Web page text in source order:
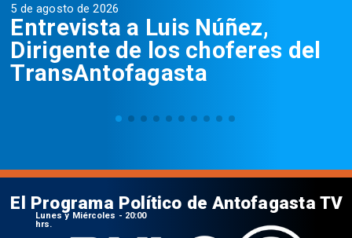
5 de agosto de 2026
Entrevista a Luis Núñez,
Dirigente de los choferes del
TransAntofagasta
El Programa Político de Antofagasta TV
Lunes y Miércoles - 20:00
hrs.